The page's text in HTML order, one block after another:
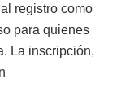
registro como
para quienes
La inscripción,